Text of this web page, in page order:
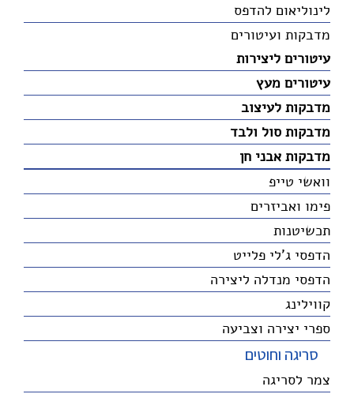
לינוליאום להדפס
מדבקות ועיטורים
עיטורים ליצירות
עיטורים מעץ
מדבקות לעיצוב
מדבקות סול ולבד
מדבקות אבני חן
וואשי טייפ
פימו ואביזרים
תכשיטנות
הדפסי ג'לי פלייט
הדפסי מנדלה ליצירה
קווילינג
ספרי יצירה וצביעה
סריגה וחוטים
צמר לסריגה